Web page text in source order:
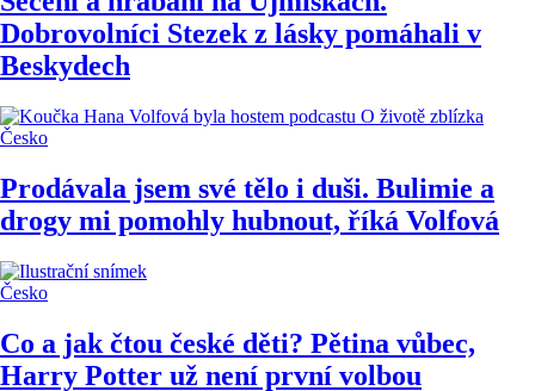
Dobrovolníci Stezek z lásky pomáhali v
Beskydech
Česko
Prodávala jsem své tělo i duši. Bulimie a
drogy mi pomohly hubnout, říká Volfová
Česko
Co a jak čtou české děti? Pětina vůbec,
Harry Potter už není první volbou